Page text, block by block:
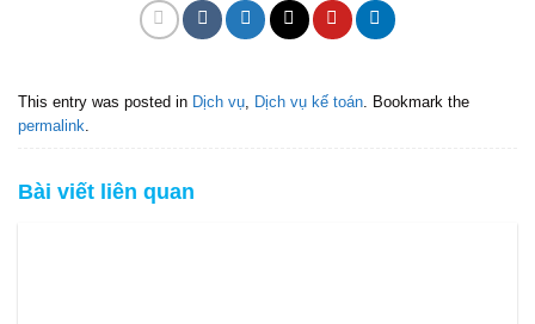
This entry was posted in Dịch vụ, Dịch vụ kế toán. Bookmark the
permalink.
Bài viết liên quan